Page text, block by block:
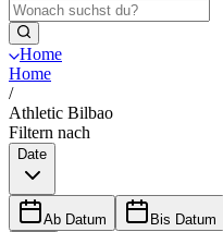
Home
Home
/
Athletic Bilbao
Filtern nach
Date
Ab Datum
Bis Datum